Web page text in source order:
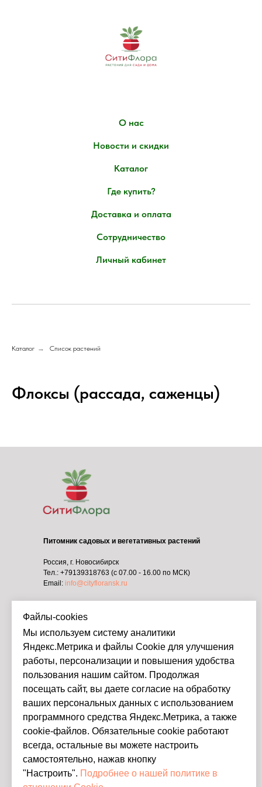
О нас
Новости и скидки
Каталог
Где купить?
Доставка и оплата
Сотрудничество
Личный кабинет
Каталог → Список растений
Флоксы (рассада, саженцы)
КОМПАНИЯ
опросы
Черенки оптом
Посадочный материал
Сопутствующие товары
ПРАВА
Политика конфиденциальности
Публичная оферта
Питомник садовых и вегетативных растений
Россия, г. Новосибирск
Тел.: +79139318763 (с 07.00 - 16.00 по МСК)
Email: info@cityfloransk.ru
Файлы-cookies
Мы используем систему аналитики
Яндекс.Метрика и файлы Cookie для улучшения
работы, персонализации и повышения удобства
пользования нашим сайтом. Продолжая
посещать сайт, вы даете согласие на обработку
ваших персональных данных с использованием
программного средства Яндекс.Метрика, а также
cookie-файлов. Обязательные cookie работают
всегда, остальные вы можете настроить
самостоятельно, нажав кнопку
"Настроить". Подробнее о нашей политике в